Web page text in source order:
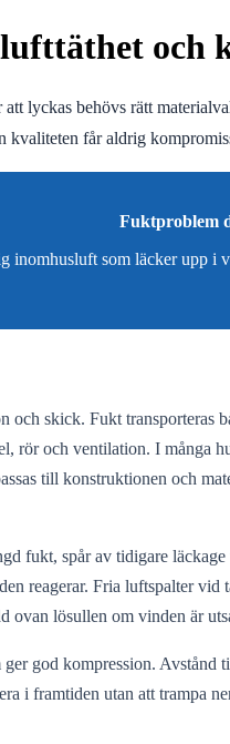
och
lyckas behövs rätt
kvaliteten får aldrig
Fuktproblem
inomhusluft som läcker upp i
skick. Fukt transporteras
och ventilation. I många
till konstruktionen och
fukt, spår av tidigare
reagerar. Fria luftspalter vid
lösullen om vinden är
god kompression. Avstånd
i framtiden utan att trampa